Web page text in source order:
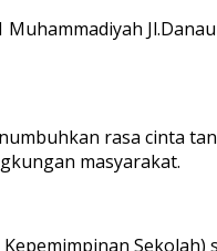
rasa cinta
masyarakat.